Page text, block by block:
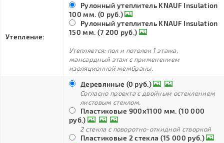
Утепление:
Рулонный утеплитель KNAUF Insulation
100 мм. (0 руб.)
Рулонный утеплитель KNAUF Insulation
150 мм. (7 200 руб.)
Утепляется: пол и потолок 1 этажа,
мансардный этаж с применением
изоляционной мембраны.
Деревянные (0 руб.)
Согласно проекта с двойным остеклением
листовым стеклом.
Пластиковые 900х1100 мм. (10 000
руб.)
2 стекла с поворотно-откидной створкой
Пластиковые 2 стекла (15 000 руб.)